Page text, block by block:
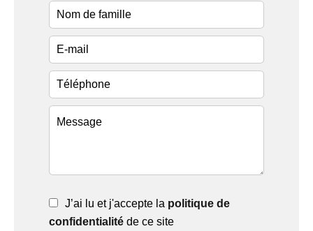
J’ai lu et j'accepte la politique de
confidentialité de ce site